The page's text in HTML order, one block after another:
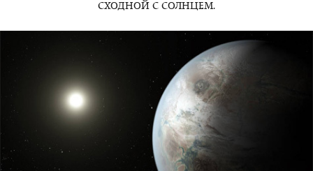
СХОДНОЙ С СОЛНЦЕМ.